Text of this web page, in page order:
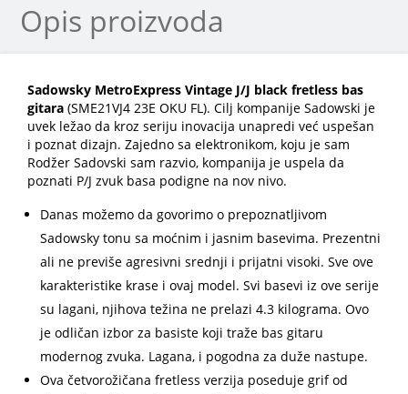
Opis proizvoda
Sadowsky MetroExpress Vintage J/J black fretless bas
gitara (SME21VJ4 23E OKU FL). Cilj kompanije Sadowski je
uvek ležao da kroz seriju inovacija unapredi već uspešan
i poznat dizajn. Zajedno sa elektronikom, koju je sam
Rodžer Sadovski sam razvio, kompanija je uspela da
poznati P/J zvuk basa podigne na nov nivo.
Danas možemo da govorimo o prepoznatljivom
Sadowsky tonu sa moćnim i jasnim basevima. Prezentni
ali ne previše agresivni srednji i prijatni visoki. Sve ove
karakteristike krase i ovaj model. Svi basevi iz ove serije
su lagani, njihova težina ne prelazi 4.3 kilograma. Ovo
je odličan izbor za basiste koji traže bas gitaru
modernog zvuka. Lagana, i pogodna za duže nastupe.
Ova četvorožičana fretless verzija poseduje grif od